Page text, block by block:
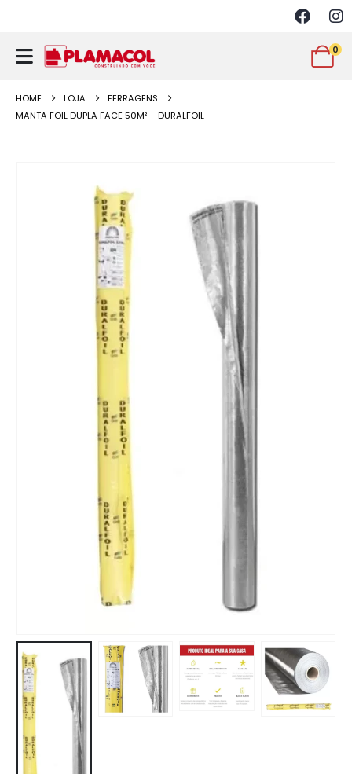
0
HOME LOJA
FERRAGENS
MANTA FOIL DUPLA FACE 50M² – DURALFOIL